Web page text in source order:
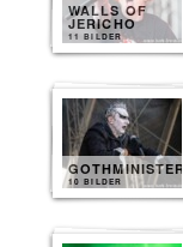
WALLS OF
JERICHO
11 BILDER
GOTHMINISTER
10 BILDER